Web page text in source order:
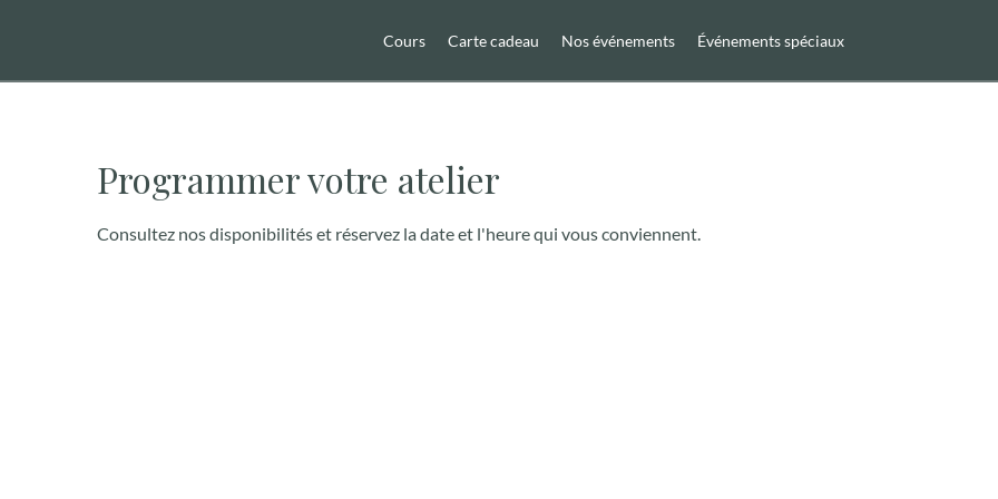
Cours Carte cadeau Nos événements Événements spéciaux
Programmer votre atelier
Consultez nos disponibilités et réservez la date et l'heure qui vous conviennent.